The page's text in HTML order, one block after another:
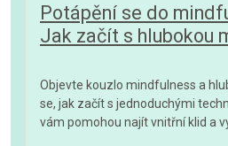
Potápění se do
Jak začít s hlubokou
Objevte kouzlo mindfulness a
se, jak začít s jednoduchými
vám pomohou najít vnitřní klid a